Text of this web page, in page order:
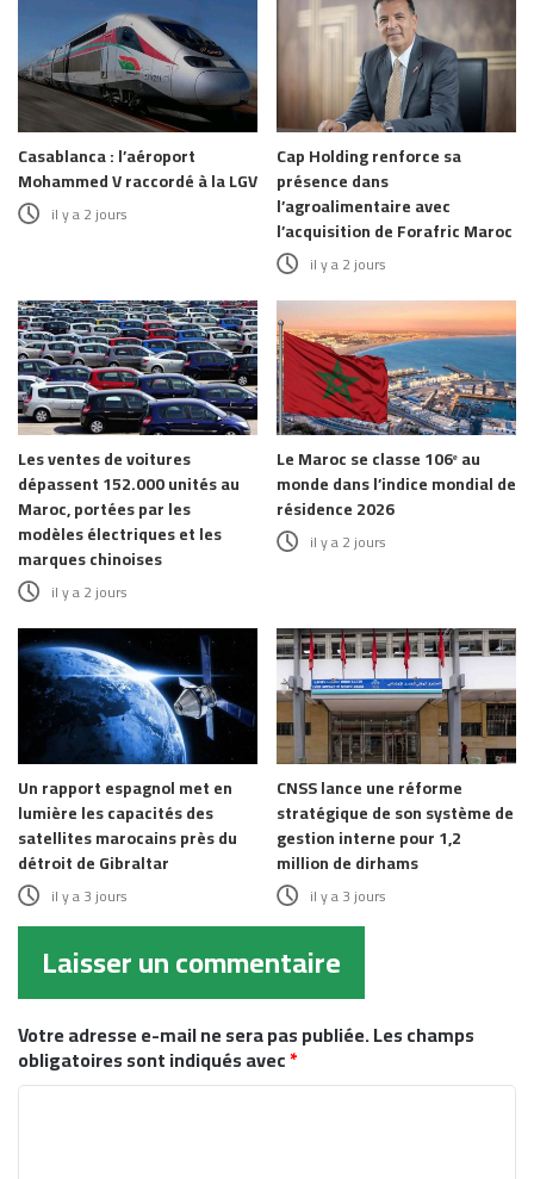
Casablanca : l’aéroport
Mohammed V raccordé à la LGV
il y a 2 jours
Cap Holding renforce sa
présence dans
l’agroalimentaire avec
l’acquisition de Forafric Maroc
il y a 2 jours
Les ventes de voitures
dépassent 152.000 unités au
Maroc, portées par les
modèles électriques et les
marques chinoises
il y a 2 jours
Le Maroc se classe 106ᵉ au
monde dans l’indice mondial de
résidence 2026
il y a 2 jours
Un rapport espagnol met en
lumière les capacités des
satellites marocains près du
détroit de Gibraltar
il y a 3 jours
CNSS lance une réforme
stratégique de son système de
gestion interne pour 1,2
million de dirhams
il y a 3 jours
Laisser un commentaire
Votre adresse e-mail ne sera pas publiée.Les champs
obligatoires sont indiqués avec*